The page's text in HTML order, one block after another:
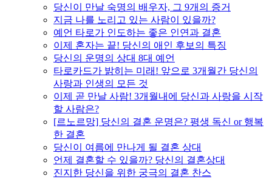
당신이 만날 숙명의 배우자, 그 9개의 증거
지금 나를 노리고 있는 사람이 있을까?
예언 타로가 인도하는 좋은 인연과 결혼
이제 혼자는 끝! 당신의 애인 후보의 특징
당신의 운명의 상대 8대 예언
타로카드가 밝히는 미래! 앞으로 3개월간 당신의
사랑과 인생의 모든 것
이제 곧 만날 사람! 3개월내에 당신과 사랑을 시작
할 사람은?
[르노르망] 당신의 결혼 운명은? 평생 독신 or 행복
한 결혼
당신이 여름에 만나게 될 결혼 상대
언제 결혼할 수 있을까? 당신의 결혼상대
진지한 당신을 위한 궁극의 결혼 찬스